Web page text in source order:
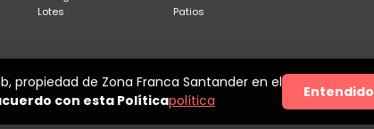
Lotes
Patios
propiedad de Zona Franca Santander en el
con esta Políticapolítica Entendido